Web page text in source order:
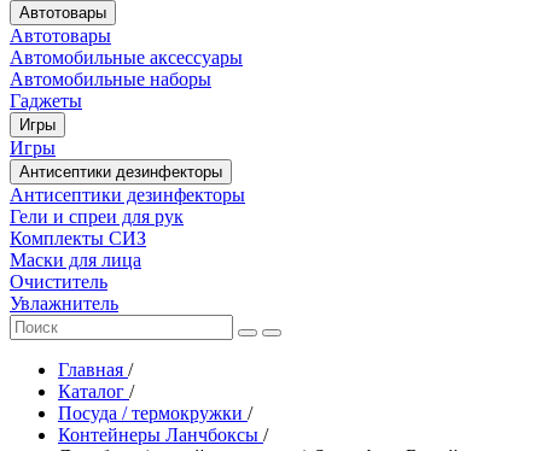
Автотовары
Автотовары
Автомобильные аксессуары
Автомобильные наборы
Гаджеты
Игры
Игры
Антисептики дезинфекторы
Антисептики дезинфекторы
Гели и спреи для рук
Комплекты СИЗ
Маски для лица
Очиститель
Увлажнитель
Главная /
Каталог /
Посуда / термокружки /
Контейнеры Ланчбоксы /